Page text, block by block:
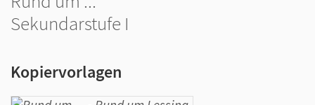
Sekundarstufe I
Kopiervorlagen